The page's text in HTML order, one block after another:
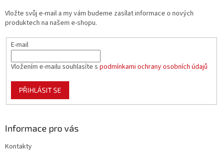
Vložte svůj e-mail a my vám budeme zasílat informace o nových
produktech na našem e-shopu.
E-mail
Vložením e-mailu souhlasíte s podmínkami ochrany osobních údajů
PŘIHLÁSIT SE
Informace pro vás
Kontakty